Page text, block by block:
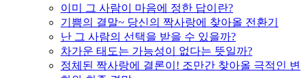
이미 그 사람이 마음에 정한 답이란?
기쁨의 결말~ 당신의 짝사랑에 찾아올 전환기
난 그 사람의 선택을 받을 수 있을까?
차가운 태도는 가능성이 없다는 뜻일까?
정체된 짝사랑에 결론이! 조만간 찾아올 극적인 변